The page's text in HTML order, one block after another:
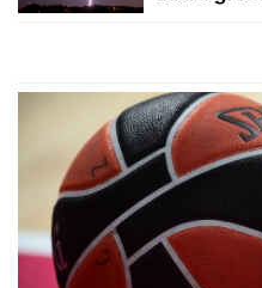
Stiže
Lavlja
i donosi
RITUAL